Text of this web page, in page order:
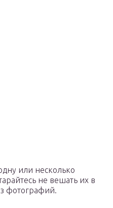
или несколько
не вешать их в
фотографий.